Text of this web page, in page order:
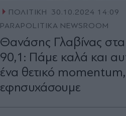
ΠΟΛΙΤΙΚΗ
30.10.2024 14:09
PARAPOLITIKA NEWSROOM
Θανάσης Γλαβίνας
90,1: Πάμε καλά και
ένα θετικό
εφησυχάσουμε